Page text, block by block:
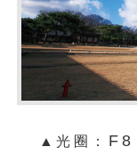
▲光圈： F8